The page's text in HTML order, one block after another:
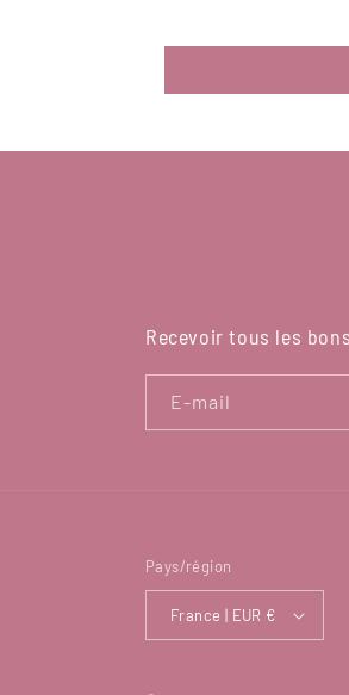
Recevoir tous les
E-mail
Pays/région
France | EUR €